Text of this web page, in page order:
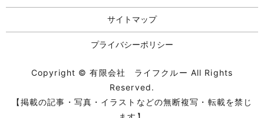
サイトマップ
プライバシーポリシー
Copyright © 有限会社 ライフクルー All Rights
Reserved.
【掲載の記事・写真・イラストなどの無断複写・転載を禁じ